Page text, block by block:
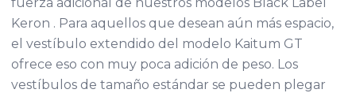
Keron . Para aquellos que desean aún más espacio,
el vestíbulo extendido del modelo Kaitum GT
ofrece eso con muy poca adición de peso. Los
vestíbulos de tamaño estándar se pueden plegar